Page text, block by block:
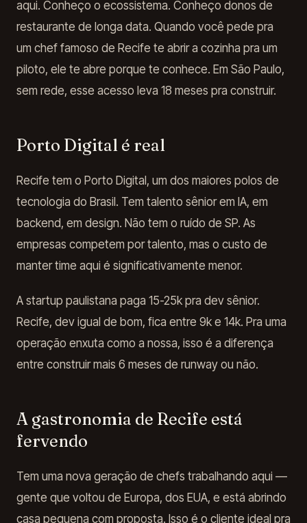
aqui. Conheço o ecossistema. Conheço donos de
restaurante de longa data. Quando você pede pra
um chef famoso de Recife te abrir a cozinha pra um
piloto, ele te abre porque te conhece. Em São Paulo,
sem rede, esse acesso leva 18 meses pra construir.
Porto Digital é real
Recife tem o Porto Digital, um dos maiores polos de
tecnologia do Brasil. Tem talento sênior em IA, em
backend, em design. Não tem o ruído de SP. As
empresas competem por talento, mas o custo de
manter time aqui é significativamente menor.
A startup paulistana paga 15-25k pra dev sênior.
Recife, dev igual de bom, fica entre 9k e 14k. Pra uma
operação enxuta como a nossa, isso é a diferença
entre construir mais 6 meses de runway ou não.
A gastronomia de Recife está
fervendo
Tem uma nova geração de chefs trabalhando aqui —
gente que voltou de Europa, dos EUA, e está abrindo
casa pequena com proposta. Isso é o cliente ideal pra